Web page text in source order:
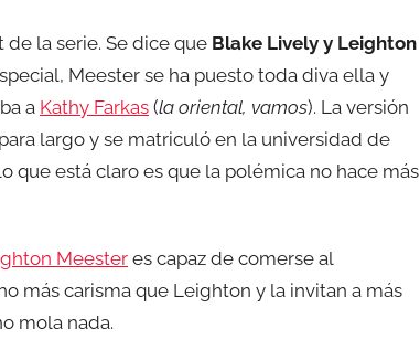
la serie. Se dice que Blake Lively y Leighton
Meester se ha puesto toda diva ella y
a Kathy Farkas (la oriental, vamos). La versión
largo y se matriculó en la universidad de
que está claro es que la polémica no hace más
Meesteres capaz de comerse al
más carisma que Leighton y la invitan a más
mola nada.